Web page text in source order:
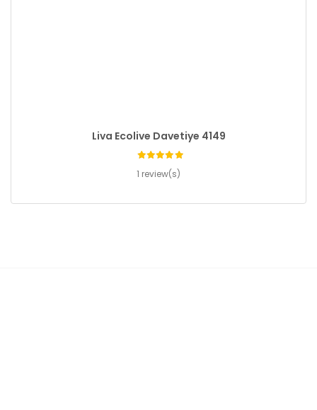
Liva Ecolive Davetiye 4149
1 review(s)